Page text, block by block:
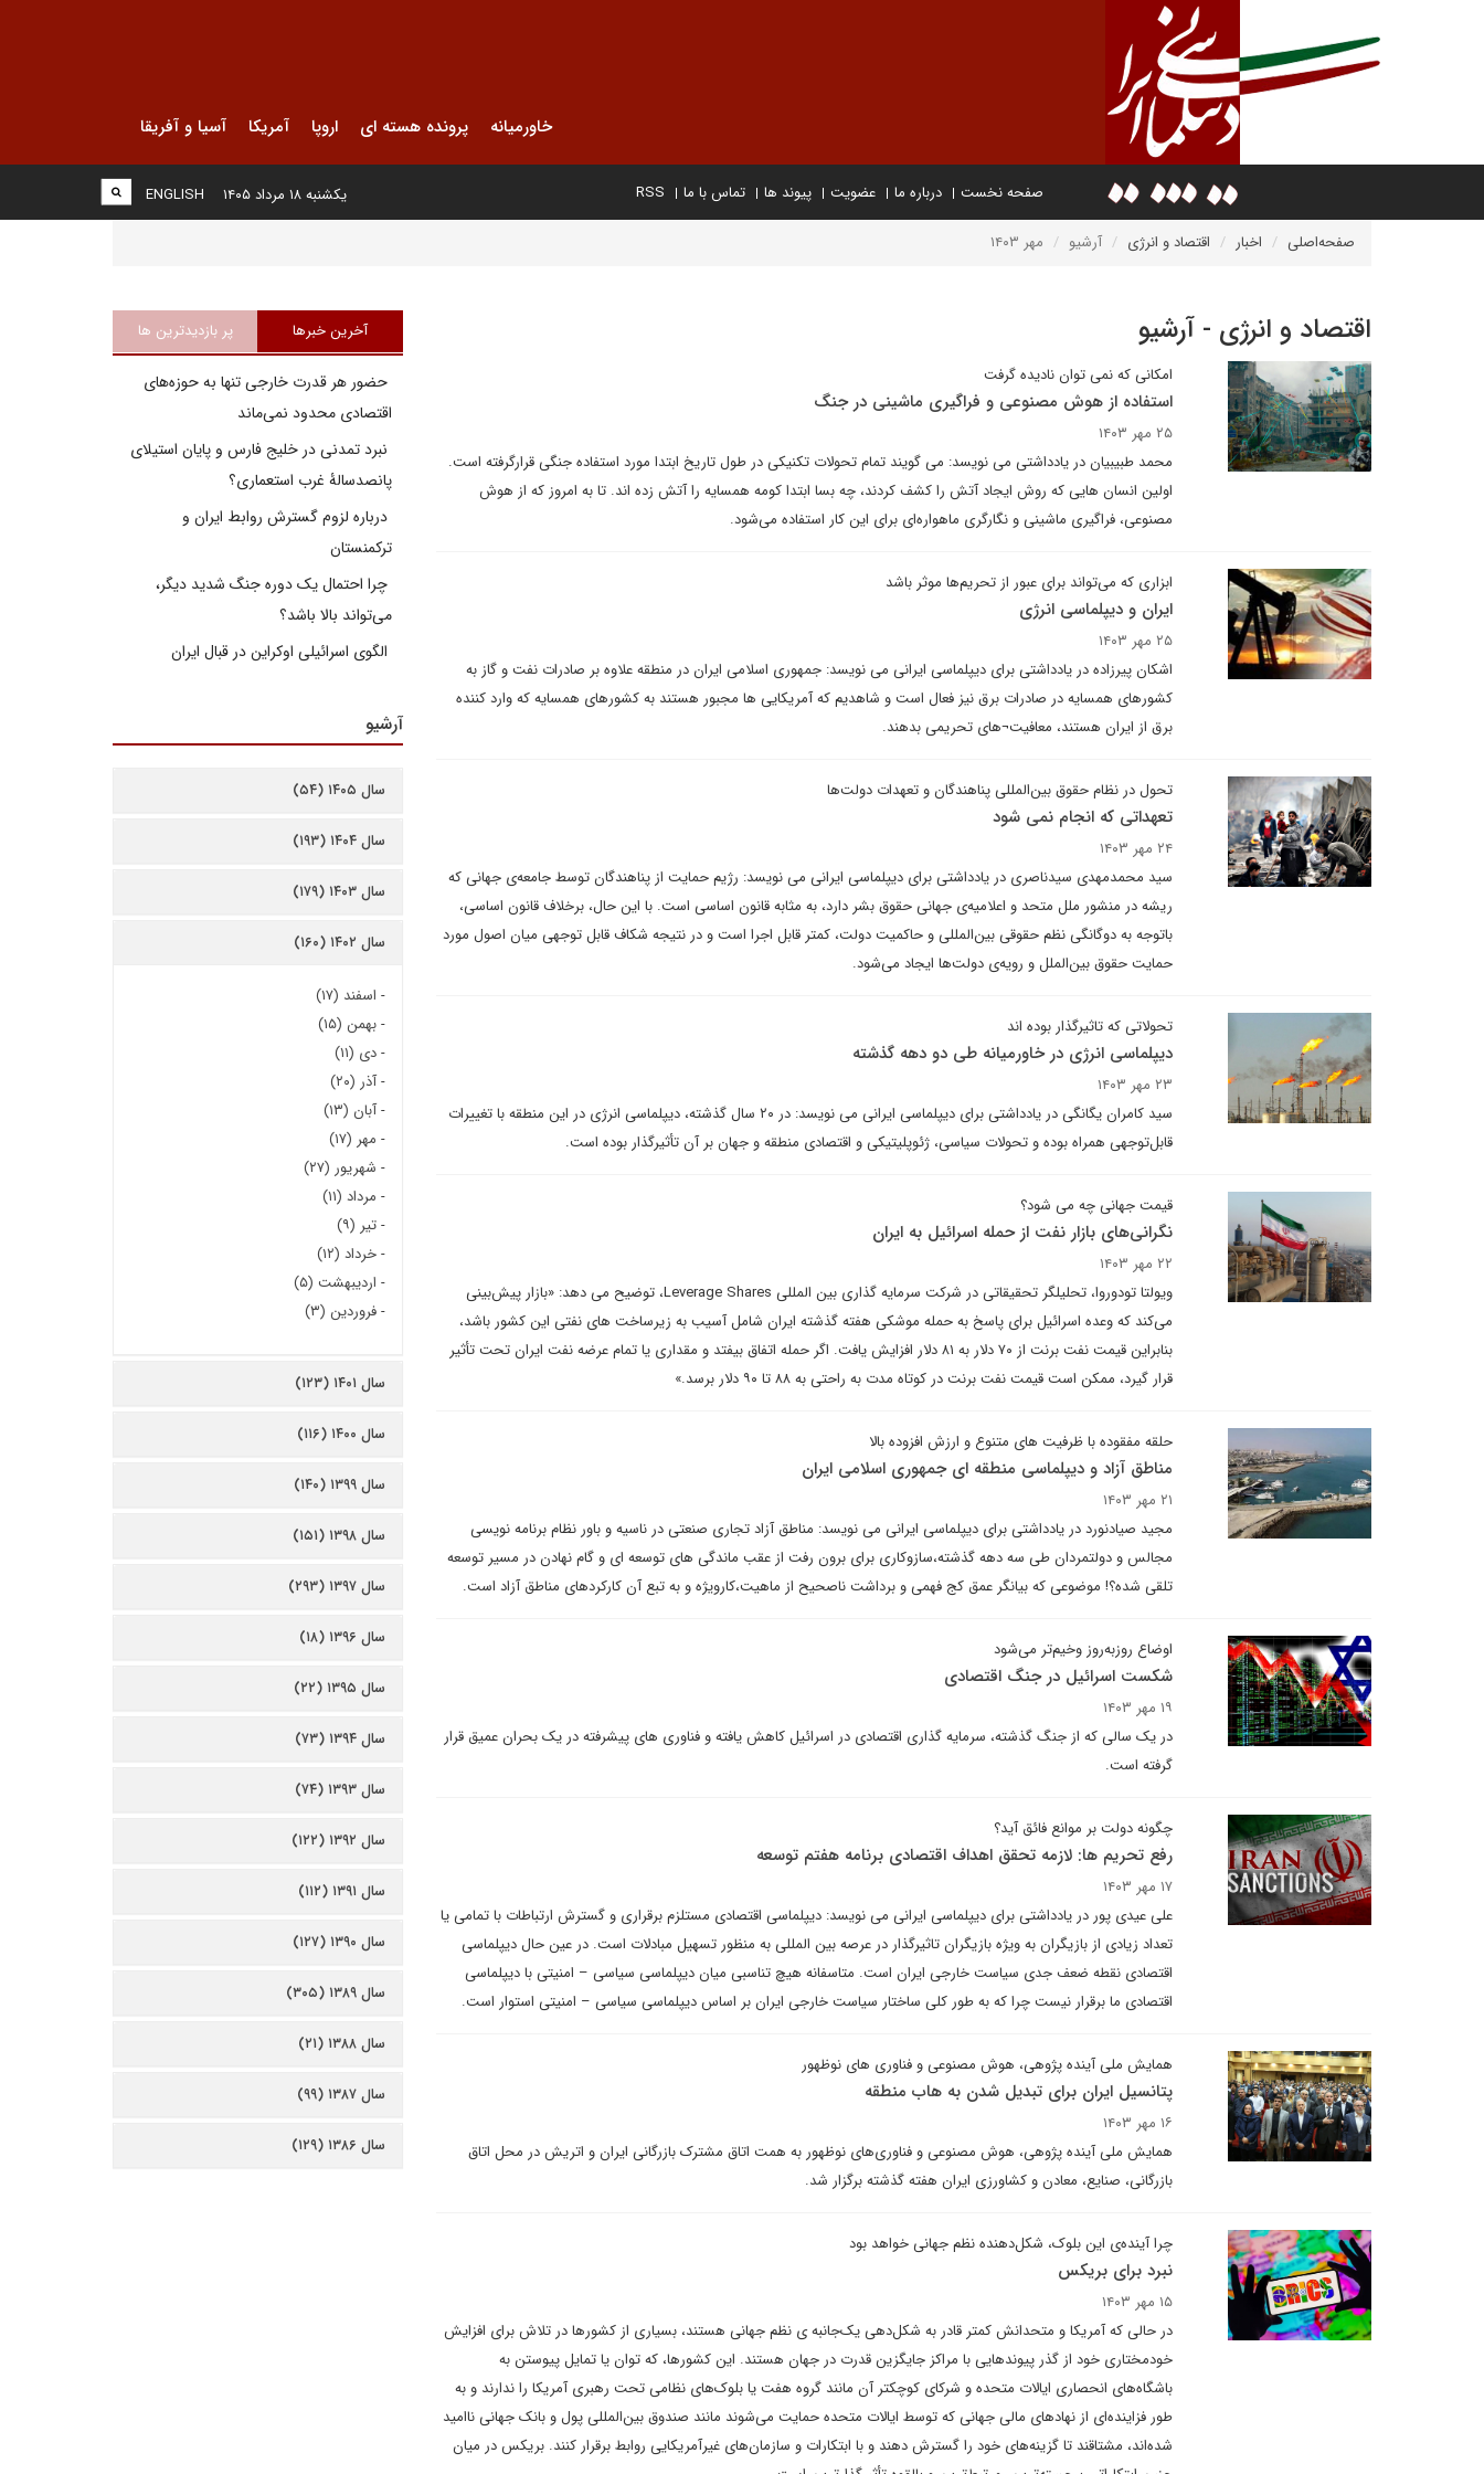
خاورمیانه پرونده هسته ای اروپا آمریکا آسیا و آفریقا
صفحه نخست درباره ما عضویت پیوند ها تماس با ما RSS
ENGLISH یکشنبه ۱۸ مرداد ۱۴۰۵
صفحه‌اصلی اخبار اقتصاد و انرژی آرشیو مهر ۱۴۰۳
اقتصاد و انرژی - آرشیو
امکانی که نمی توان نادیده گرفت
استفاده از هوش مصنوعی و فراگیری ماشینی در جنگ
۲۵ مهر ۱۴۰۳
محمد طبیبیان در یادداشتی می نویسد: می گویند تمام تحولات تکنیکی در طول تاریخ ابتدا مورد استفاده جنگی قرارگرفته است.
اولین انسان هایی که روش ایجاد آتش را کشف کردند، چه بسا ابتدا کومه همسایه را آتش زده اند. تا به امروز که از هوش
مصنوعی، فراگیری ماشینی و نگارگری ماهواره‌ای برای این کار استفاده می‌شود.
ابزاری که می‌تواند برای عبور از تحریم‌ها موثر باشد
ایران و دیپلماسی انرژی
۲۵ مهر ۱۴۰۳
اشکان پیرزاده در یادداشتی برای دیپلماسی ایرانی می نویسد: جمهوری اسلامی ایران در منطقه علاوه بر صادرات نفت و گاز به
کشورهای همسایه در صادرات برق نیز فعال است و شاهدیم که آمریکایی ها مجبور هستند به کشورهای همسایه که وارد کننده
برق از ایران هستند، معافیت¬های تحریمی بدهند.
تحول در نظام حقوق بین‌المللی پناهندگان و تعهدات دولت‌ها
تعهداتی که انجام نمی شود
۲۴ مهر ۱۴۰۳
سید محمدمهدی سیدناصری در یادداشتی برای دیپلماسی ایرانی می نویسد: رژیم حمایت از پناهندگان توسط جامعه‌ی جهانی که
ریشه در منشور ملل متحد و اعلامیه‌ی جهانی حقوق بشر دارد، به مثابه قانون اساسی است. با این حال، برخلاف قانون اساسی،
باتوجه به دوگانگی نظم حقوقی بین‌المللی و حاکمیت دولت، کمتر قابل اجرا است و در نتیجه شکاف قابل توجهی میان اصول مورد
حمایت حقوق بین‌الملل و رویه‌ی دولت‌ها ایجاد می‌شود.
تحولاتی که تاثیرگذار بوده اند
دیپلماسی انرژی در خاورمیانه طی دو دهه گذشته
۲۳ مهر ۱۴۰۳
سید کامران یگانگی در یادداشتی برای دیپلماسی ایرانی می نویسد: در ۲۰ سال گذشته، دیپلماسی انرژی در این منطقه با تغییرات
قابل‌توجهی همراه بوده و تحولات سیاسی، ژئوپلیتیکی و اقتصادی منطقه و جهان بر آن تأثیرگذار بوده است.
قیمت جهانی چه می شود؟
نگرانی‌های بازار نفت از حمله اسرائیل به ایران
۲۲ مهر ۱۴۰۳
ویولتا تودوروا، تحلیلگر تحقیقاتی در شرکت سرمایه گذاری بین المللی Leverage Shares، توضیح می دهد: «بازار پیش‌بینی
می‌کند که وعده اسرائیل برای پاسخ به حمله موشکی هفته گذشته ایران شامل آسیب به زیرساخت های نفتی این کشور باشد،
بنابراین قیمت نفت برنت از ۷۰ دلار به ۸۱ دلار افزایش یافت. اگر حمله اتفاق بیفتد و مقداری یا تمام عرضه نفت ایران تحت تأثیر
قرار گیرد، ممکن است قیمت نفت برنت در کوتاه مدت به راحتی به ۸۸ تا ۹۰ دلار برسد.»
حلقه مفقوده با ظرفیت های متنوع و ارزش افزوده بالا
مناطق آزاد و دیپلماسی منطقه ای جمهوری اسلامی ایران
۲۱ مهر ۱۴۰۳
مجید صیادنورد در یادداشتی برای دیپلماسی ایرانی می نویسد: مناطق آزاد تجاری صنعتی در ناسیه و باور نظام برنامه نویسی
مجالس و دولتمردان طی سه دهه گذشته،سازوکاری برای برون رفت از عقب ماندگی های توسعه ای و گام نهادن در مسیر توسعه
تلقی شده؟! موضوعی که بیانگر عمق کج فهمی و برداشت ناصحیح از ماهیت،کارویژه و به تبع آن کارکردهای مناطق آزاد است.
اوضاع روزبه‌روز وخیم‌تر می‌شود
شکست اسرائیل در جنگ اقتصادی
۱۹ مهر ۱۴۰۳
در یک سالی که از جنگ گذشته، سرمایه گذاری اقتصادی در اسرائیل کاهش یافته و فناوری های پیشرفته در یک بحران عمیق قرار
گرفته است.
چگونه دولت بر موانع فائق آید؟
رفع تحریم ها: لازمه تحقق اهداف اقتصادی برنامه هفتم توسعه
۱۷ مهر ۱۴۰۳
علی عیدی پور در یادداشتی برای دیپلماسی ایرانی می نویسد: دیپلماسی اقتصادی مستلزم برقراری و گسترش ارتباطات با تمامی یا
تعداد زیادی از بازیگران به ویژه بازیگران تاثیرگذار در عرصه بین المللی به منظور تسهیل مبادلات است. در عین حال دیپلماسی
اقتصادی نقطه ضعف جدی سیاست خارجی ایران است. متاسفانه هیچ تناسبی میان دیپلماسی سیاسی – امنیتی با دیپلماسی
اقتصادی ما برقرار نیست چرا که به طور کلی ساختار سیاست خارجی ایران بر اساس دیپلماسی سیاسی – امنیتی استوار است.
همایش ملی آینده پژوهی، هوش مصنوعی و فناوری های نوظهور
پتانسیل ایران برای تبدیل شدن به هاب منطقه
۱۶ مهر ۱۴۰۳
همایش ملی آینده پژوهی، هوش مصنوعی و فناوری‌های نوظهور به همت اتاق مشترک بازرگانی ایران و اتریش در محل اتاق
بازرگانی، صنایع، معادن و کشاورزی ایران هفته گذشته برگزار شد.
چرا آینده‌ی این بلوک، شکل‌دهنده نظم جهانی خواهد بود
نبرد برای بریکس
۱۵ مهر ۱۴۰۳
در حالی که آمریکا و متحدانش کمتر قادر به شکل‌دهی یک‌جانبه ی نظم جهانی هستند، بسیاری از کشورها در تلاش برای افزایش
خودمختاری خود از گذر پیوندهایی با مراکز جایگزین قدرت در جهان هستند. این کشورها، که توان یا تمایل پیوستن به
باشگاه‌های انحصاری ایالات متحده و شرکای کوچکتر آن مانند گروه هفت یا بلوک‌های نظامی تحت رهبری آمریکا را ندارند و به
طور فزاینده‌ای از نهادهای مالی جهانی که توسط ایالات متحده حمایت می‌شوند مانند صندوق بین‌المللی پول و بانک جهانی ناامید
شده‌اند، مشتاقند تا گزینه‌های خود را گسترش دهند و با ابتکارات و سازمان‌های غیرآمریکایی روابط برقرار کنند. بریکس در میان
آخرین خبرها پر بازدیدترین ها
حضور هر قدرت خارجی تنها به حوزه‌های
اقتصادی محدود نمی‌ماند
نبرد تمدنی در خلیج فارس و پایان استیلای
پانصدسالۀ غرب استعماری؟
درباره لزوم گسترش روابط ایران و
ترکمنستان
چرا احتمال یک دوره جنگ شدید دیگر،
می‌تواند بالا باشد؟
الگوی اسرائیلی اوکراین در قبال ایران
آرشیو
سال ۱۴۰۵ (۵۴)
سال ۱۴۰۴ (۱۹۳)
سال ۱۴۰۳ (۱۷۹)
سال ۱۴۰۲ (۱۶۰)
- اسفند (۱۷)
-بهمن (۱۵)
-دی (۱۱)
-آذر (۲۰)
-آبان (۱۳)
- مهر (۱۷)
- شهریور (۲۷)
- مرداد (۱۱)
-تیر (۹)
-خرداد (۱۲)
- اردیبهشت (۵)
-فروردین (۳)
سال ۱۴۰۱ (۱۲۳)
سال ۱۴۰۰ (۱۱۶)
سال ۱۳۹۹ (۱۴۰)
سال ۱۳۹۸ (۱۵۱)
سال ۱۳۹۷ (۲۹۳)
سال ۱۳۹۶ (۱۸)
سال ۱۳۹۵ (۲۲)
سال ۱۳۹۴ (۷۳)
سال ۱۳۹۳ (۷۴)
سال ۱۳۹۲ (۱۲۲)
سال ۱۳۹۱ (۱۱۲)
سال ۱۳۹۰ (۱۲۷)
سال ۱۳۸۹ (۳۰۵)
سال ۱۳۸۸ (۲۱)
سال ۱۳۸۷ (۹۹)
سال ۱۳۸۶ (۱۲۹)